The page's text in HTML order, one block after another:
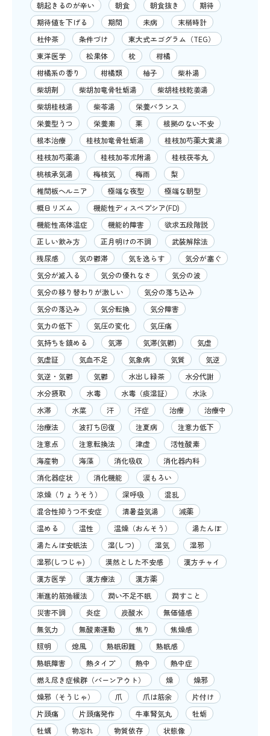
朝起きるのが辛い 朝食 朝食抜き
期待
期待値を下げる
期間 未病
末梢時計
杜仲茶
条件づけ
東大式エゴグラム（TEG）
東洋医学
松果体 枕
柑橘
柑橘系の香り
柑橘類 柚子
柴朴湯
柴胡剤
柴胡加竜骨牡蛎湯
柴胡桂枝乾姜湯
柴胡桂枝湯
柴苓湯
栄養バランス
栄養型うつ
栄養素 栗
根拠のない不安
根本治療
桂枝加竜骨牡蛎湯
桂枝加芍薬大黄湯
桂枝加芍薬湯
桂枝加苓朮附湯
桂枝茯苓丸
桃核承気湯
梅核気 梅雨
梨
椎間板ヘルニア
極端な夜型
極端な朝型
概日リズム
機能性ディスペプシア(FD)
機能性高体温症
機能的障害
欲求五段階説
正しい飲み方
正月明けの不調
武装解除法
残尿感
気の鬱滞 気を逸らす
気分が塞ぐ
気分が滅入る
気分の優れなさ
気分の波
気分の移り替わりが激しい
気分の落ち込み
気分の落込み
気分転換
気分障害
気力の低下
気圧の変化
気圧痛
気持ちを鎮める
気滞 気滞(気鬱)
気虚
気虚証
気血不足 気象病 気質
気逆
気逆・気鬱
気鬱 水出し緑茶
水分代謝
水分摂取
水毒 水毒（痰湿証）
水泳
水滞
水菜 汗 汗症 治療
治療中
治療法
波打ち回復 注夏病
注意力低下
注意点
注意転換法 津虚
活性酸素
海産物
海藻 消化吸収
消化器内科
消化器症状
消化機能
涙もろい
涼燥（りょうそう）
深呼吸
混乱
混合性抑うつ不安症
清暑益気湯
減薬
温める
温性 温燥（おんそう）
湯たんぽ
湯たんぽ安眠法
湿(しつ) 湿気
湿邪
湿邪(しつじゃ)
漠然とした不安感
漢方チャイ
漢方医学
漢方療法
漢方薬
漸進的筋弛緩法
潤い不足不眠
潤すこと
災害不調
炎症 炭酸水
無価値感
無気力
無酸素運動 焦り
焦燥感
照明
熄風 熟眠困難
熟眠感
熟眠障害
熱タイプ 熱中
熱中症
燃え尽き症候群（バーンアウト）
燥
燥邪
燥邪（そうじゃ）
爪 爪は筋余
片付け
片頭痛
片頭痛発作 牛車腎気丸
牡蛎
牡蠣
物忘れ 物質依存
状態像